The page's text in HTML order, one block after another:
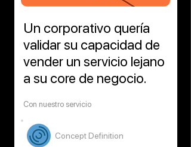
Un corporativo quería
validar su capacidad de
vender un servicio lejano
a su core de negocio.
Con nuestro servicio
Concept Definition